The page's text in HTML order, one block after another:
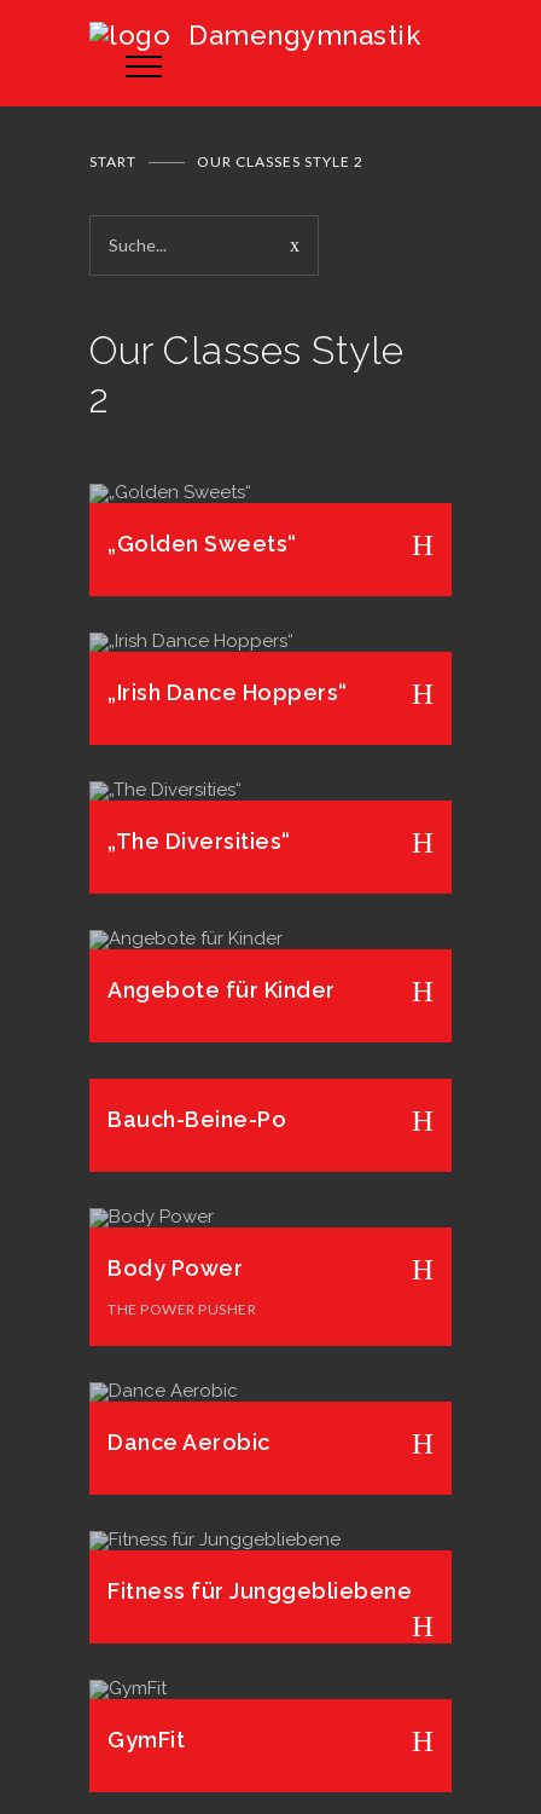
Damengymnastik
START OUR CLASSES STYLE 2
Our Classes Style
2
„Golden Sweets“
„Irish Dance Hoppers“
„The Diversities“
Angebote für Kinder
Bauch-Beine-Po
Body Power
THE POWER PUSHER
Dance Aerobic
Fitness für Junggebliebene
GymFit